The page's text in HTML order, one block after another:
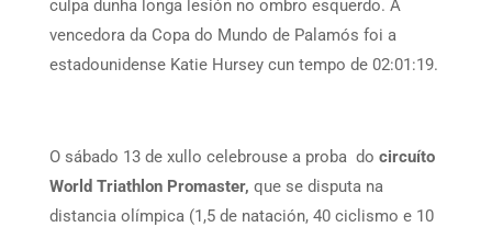
culpa dunha longa lesión no ombro esquerdo. A
vencedora da Copa do Mundo de Palamós foi a
estadounidense Katie Hursey cun tempo de 02:01:19.
O sábado 13 de xullo celebrouse a proba do circuíto
World Triathlon Promaster, que se disputa na
distancia olímpica (1,5 de natación, 40 ciclismo e 10